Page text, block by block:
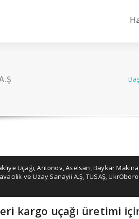
Uçağı,Antonov,Aselsan,Baykar Makina
ve Uzay Sanayii A.Ş,TUSAŞ,
kargo uçağı üretimi